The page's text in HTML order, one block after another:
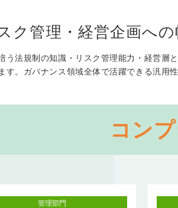
ク管理・経営企画へ
う法規制の知識・リスク管理能力・経営層
す。ガバナンス領域全体で活躍できる汎用
コン
管理部門